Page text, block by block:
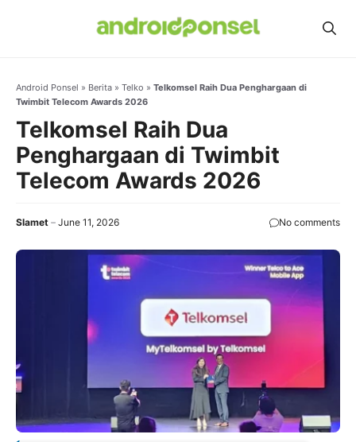
Android Ponsel » Berita » Telko » Telkomsel Raih Dua Penghargaan di
Twimbit Telecom Awards 2026
Telkomsel Raih Dua
Penghargaan di Twimbit
Telecom Awards 2026
Slamet June 11, 2026 No comments